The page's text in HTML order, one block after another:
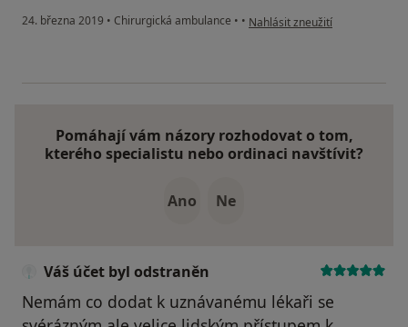
24. března 2019 • Chirurgická ambulance • • podle názoru uživatele Váš
Nahlásit zneužití
Pomáhají vám názory rozhodovat o tom,
kterého specialistu nebo ordinaci navštívit?
Ano Ne
Váš účet byl odstraněn
Nemám co dodat k uznávanému lékaři se